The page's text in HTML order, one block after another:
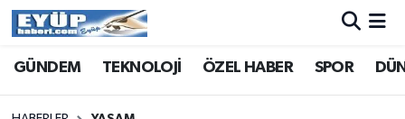
GÜNDEM TEKNOLOJİ ÖZEL HABER SPOR